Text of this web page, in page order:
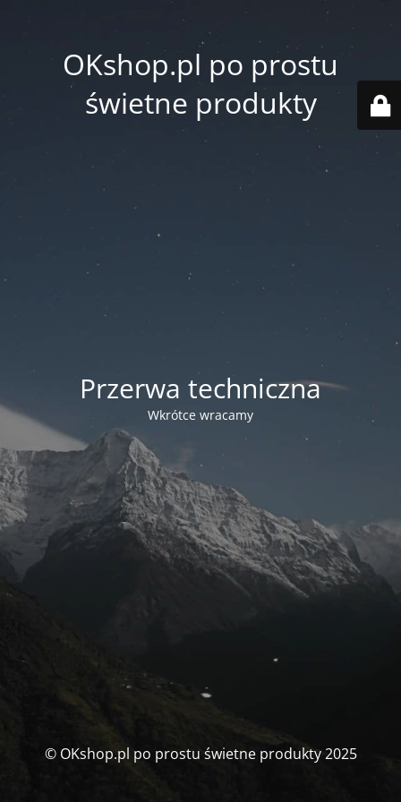
OKshop.pl po prostu
świetne produkty
Przerwa techniczna
Wkrótce wracamy
© OKshop.pl po prostu świetne produkty 2025